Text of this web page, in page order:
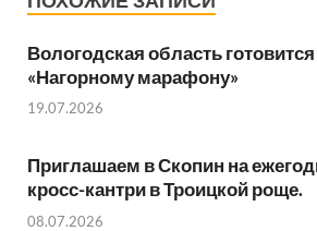
Вологодская область
«Нагорному марафону»
19.07.2026
Приглашаем в Скопин на
кросс-кантри в Троицкой роще.
08.07.2026